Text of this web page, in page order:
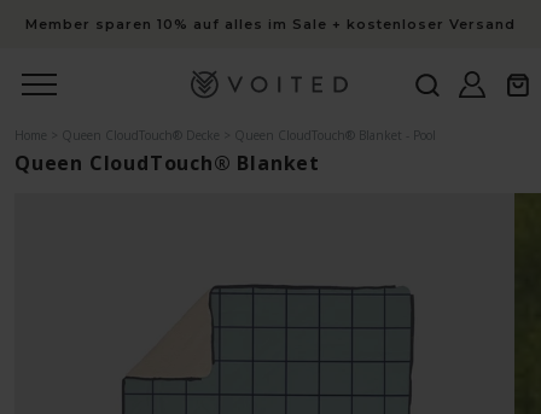
Inhalt
Member sparen 10% auf alles im Sale + kostenloser Versand
Einloggen
Home Queen CloudTouch® Decke Queen CloudTouch® Blanket - Pool
Queen CloudTouch® Blanket